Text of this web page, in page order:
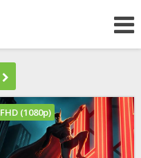
FHD (1080p)